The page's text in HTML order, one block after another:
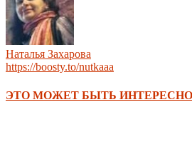
Наталья Захарова
https://boosty.to/nutkaaa
ЭТО МОЖЕТ БЫТЬ ИНТЕРЕСНО